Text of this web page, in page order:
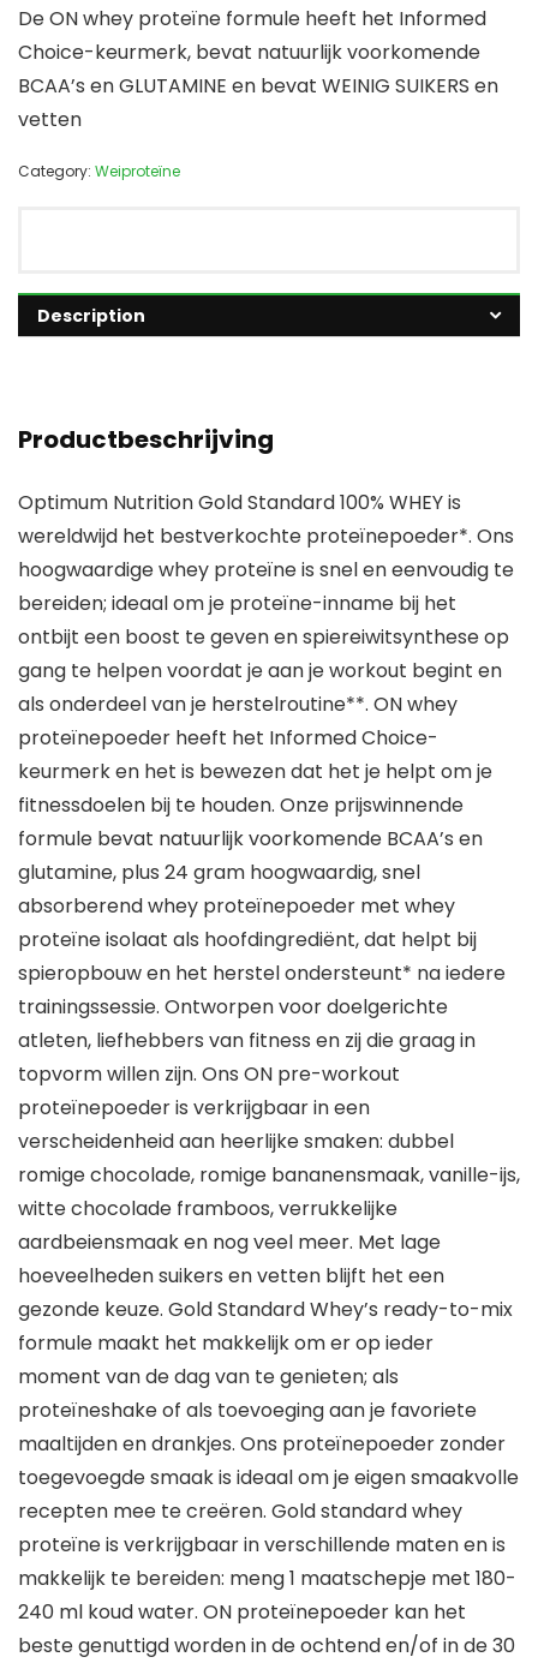
De ON whey proteïne formule heeft het Informed
Choice-keurmerk, bevat natuurlijk voorkomende
BCAA’s en GLUTAMINE en bevat WEINIG SUIKERS en
vetten
Category: Weiproteïne
Description
Productbeschrijving
Optimum Nutrition Gold Standard 100% WHEY is
wereldwijd het bestverkochte proteïnepoeder*. Ons
hoogwaardige whey proteïne is snel en eenvoudig te
bereiden; ideaal om je proteïne-inname bij het
ontbijt een boost te geven en spiereiwitsynthese op
gang te helpen voordat je aan je workout begint en
als onderdeel van je herstelroutine**. ON whey
proteïnepoeder heeft het Informed Choice-
keurmerk en het is bewezen dat het je helpt om je
fitnessdoelen bij te houden. Onze prijswinnende
formule bevat natuurlijk voorkomende BCAA’s en
glutamine, plus 24 gram hoogwaardig, snel
absorberend whey proteïnepoeder met whey
proteïne isolaat als hoofdingrediënt, dat helpt bij
spieropbouw en het herstel ondersteunt* na iedere
trainingssessie. Ontworpen voor doelgerichte
atleten, liefhebbers van fitness en zij die graag in
topvorm willen zijn. Ons ON pre-workout
proteïnepoeder is verkrijgbaar in een
verscheidenheid aan heerlijke smaken: dubbel
romige chocolade, romige bananensmaak, vanille-ijs,
witte chocolade framboos, verrukkelijke
aardbeiensmaak en nog veel meer. Met lage
hoeveelheden suikers en vetten blijft het een
gezonde keuze. Gold Standard Whey’s ready-to-mix
formule maakt het makkelijk om er op ieder
moment van de dag van te genieten; als
proteïneshake of als toevoeging aan je favoriete
maaltijden en drankjes. Ons proteïnepoeder zonder
toegevoegde smaak is ideaal om je eigen smaakvolle
recepten mee te creëren. Gold standard whey
proteïne is verkrijgbaar in verschillende maten en is
makkelijk te bereiden: meng 1 maatschepje met 180-
240 ml koud water. ON proteïnepoeder kan het
beste genuttigd worden in de ochtend en/of in de 30